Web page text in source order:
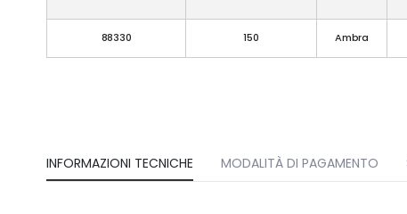
88330 150 Ambra
INFORMAZIONI TECNICHE MODALITÀ DI PAGAMENTO